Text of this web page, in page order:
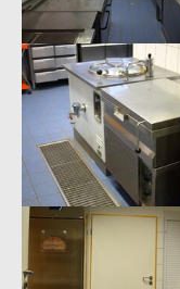
Show larger version
Show larger version